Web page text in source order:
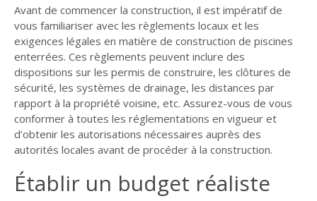
Avant de commencer la construction, il est impératif de
vous familiariser avec les règlements locaux et les
exigences légales en matière de construction de piscines
enterrées. Ces règlements peuvent inclure des
dispositions sur les permis de construire, les clôtures de
sécurité, les systèmes de drainage, les distances par
rapport à la propriété voisine, etc. Assurez-vous de vous
conformer à toutes les réglementations en vigueur et
d’obtenir les autorisations nécessaires auprès des
autorités locales avant de procéder à la construction.
Établir un budget réaliste